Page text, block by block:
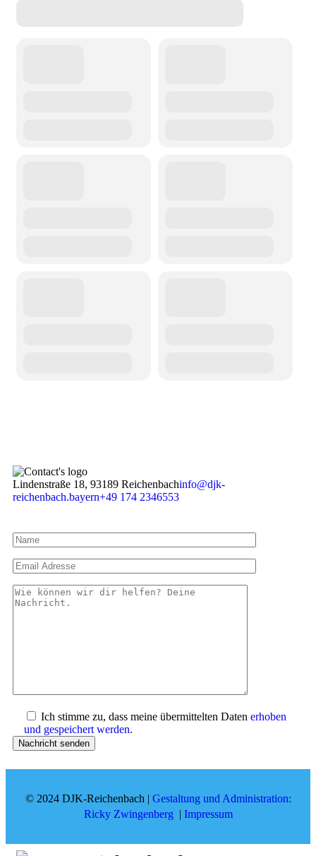
Lindenstraße 18, 93189 Reichenbachinfo@djk-
reichenbach.bayern+49 174 2346553
Ich stimme zu, dass meine übermittelten Daten erhoben
und gespeichert werden.
© 2024 DJK-Reichenbach | Gestaltung und Administration:
Ricky Zwingenberg
Impressum